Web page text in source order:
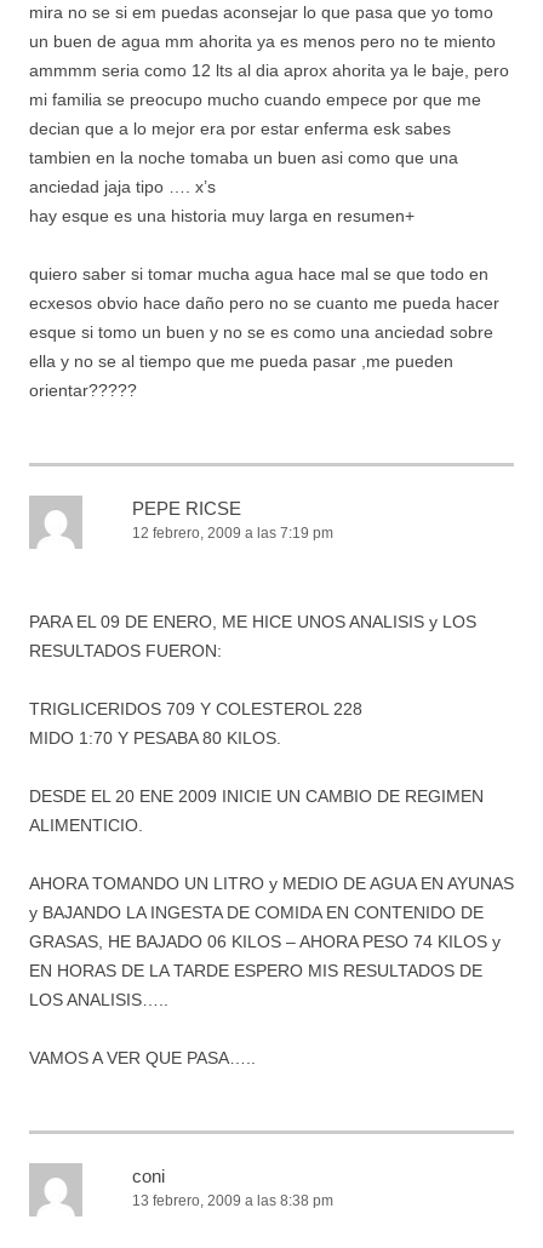
mira no se si em puedas aconsejar lo que pasa que yo tomo
un buen de agua mm ahorita ya es menos pero no te miento
ammmm seria como 12 lts al dia aprox ahorita ya le baje, pero
mi familia se preocupo mucho cuando empece por que me
decian que a lo mejor era por estar enferma esk sabes
tambien en la noche tomaba un buen asi como que una
anciedad jaja tipo …. x’s
hay esque es una historia muy larga en resumen+
quiero saber si tomar mucha agua hace mal se que todo en
ecxesos obvio hace daño pero no se cuanto me pueda hacer
esque si tomo un buen y no se es como una anciedad sobre
ella y no se al tiempo que me pueda pasar ,me pueden
orientar?????
PEPE RICSE
12 febrero, 2009 a las 7:19 pm
PARA EL 09 DE ENERO, ME HICE UNOS ANALISIS y LOS
RESULTADOS FUERON:
TRIGLICERIDOS 709 Y COLESTEROL 228
MIDO 1:70 Y PESABA 80 KILOS.
DESDE EL 20 ENE 2009 INICIE UN CAMBIO DE REGIMEN
ALIMENTICIO.
AHORA TOMANDO UN LITRO y MEDIO DE AGUA EN AYUNAS
y BAJANDO LA INGESTA DE COMIDA EN CONTENIDO DE
GRASAS, HE BAJADO 06 KILOS – AHORA PESO 74 KILOS y
EN HORAS DE LA TARDE ESPERO MIS RESULTADOS DE
LOS ANALISIS…..
VAMOS A VER QUE PASA…..
coni
13 febrero, 2009 a las 8:38 pm